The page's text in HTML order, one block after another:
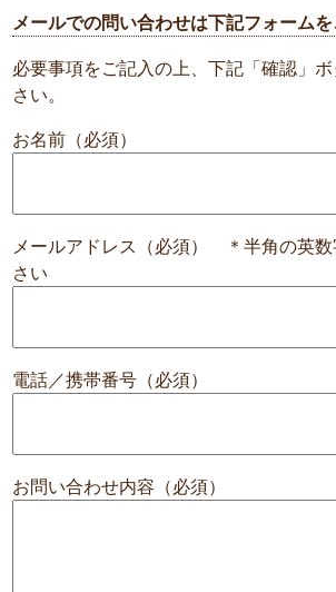
メールでの問い合わせは下記フォームを
必要事項をご記入の上、下記「確認」
さい。
お名前（必須）
メールアドレス（必須） ＊半角の英
さい
電話／携帯番号（必須）
お問い合わせ内容（必須）